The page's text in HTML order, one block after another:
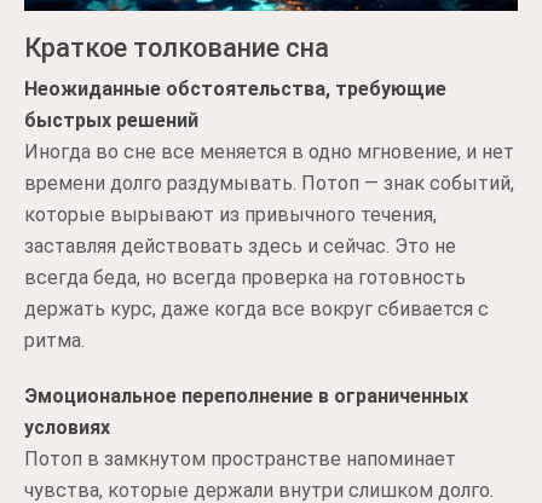
Краткое толкование сна
Неожиданные обстоятельства, требующие
быстрых решений
Иногда во сне все меняется в одно мгновение, и нет
времени долго раздумывать. Потоп — знак событий,
которые вырывают из привычного течения,
заставляя действовать здесь и сейчас. Это не
всегда беда, но всегда проверка на готовность
держать курс, даже когда все вокруг сбивается с
ритма.
Эмоциональное переполнение в ограниченных
условиях
Потоп в замкнутом пространстве напоминает
чувства, которые держали внутри слишком долго.